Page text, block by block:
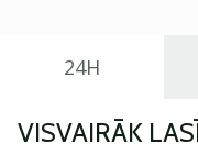
24H
VISVAIRĀK